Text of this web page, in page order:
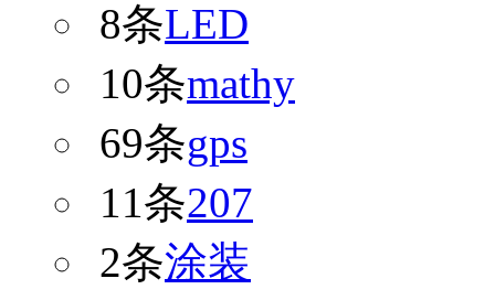
8条LED
10条mathy
69条gps
11条207
2条涂装